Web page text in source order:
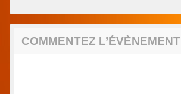
COMMENTEZ L’ÉVÈNEMENT